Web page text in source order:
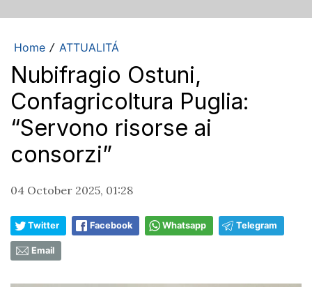
Home / ATTUALITÁ
Nubifragio Ostuni,
Confagricoltura Puglia:
“Servono risorse ai
consorzi”
04 October 2025, 01:28
Twitter Facebook Whatsapp Telegram
Email